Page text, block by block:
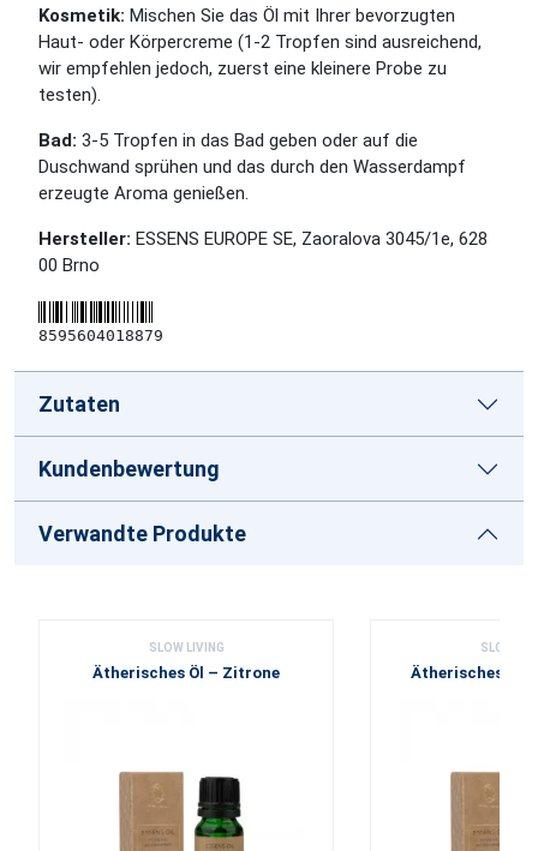
Kosmetik: Mischen Sie das Öl mit Ihrer bevorzugten
Haut- oder Körpercreme (1-2 Tropfen sind ausreichend,
wir empfehlen jedoch, zuerst eine kleinere Probe zu
testen).
Bad: 3-5 Tropfen in das Bad geben oder auf die
Duschwand sprühen und das durch den Wasserdampf
erzeugte Aroma genießen.
Hersteller: ESSENS EUROPE SE, Zaoralova 3045/1e, 628
00 Brno
8595604018879
Zutaten
Kundenbewertung
Verwandte Produkte
SLOW LIVING
Ätherisches Öl – Zitrone
SLOW
Ätherisches Öl